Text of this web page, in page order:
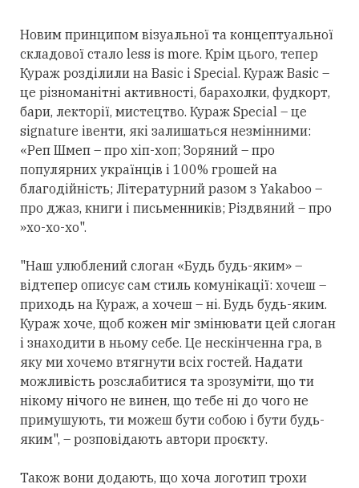
Новим принципом візуальної та концептуальної
складової стало less is more. Крім цього, тепер
Кураж розділили на Basic і Special. Кураж Basic –
це різноманітні активності, барахолки, фудкорт,
бари, лекторії, мистецтво. Кураж Special – це
signature івенти, які залишаться незмінними:
«Реп Шмеп – про хіп-хоп; Зоряний – про
популярних українців і 100% грошей на
благодійність; Літературний разом з Yakaboo –
про джаз, книги і письменників; Різдвяний – про
»хо-хо-хо".
"Наш улюблений слоган «Будь будь-яким» –
відтепер описує сам стиль комунікації: хочеш –
приходь на Кураж, а хочеш – ні. Будь будь-яким.
Кураж хоче, щоб кожен міг змінювати цей слоган
і знаходити в ньому себе. Це нескінченна гра, в
яку ми хочемо втягнути всіх гостей. Надати
можливість розслабитися та зрозуміти, що ти
нікому нічого не винен, що тебе ні до чого не
примушують, ти можеш бути собою і бути будь-
яким", – розповідають автори проєкту.
Також вони додають, що хоча логотип трохи